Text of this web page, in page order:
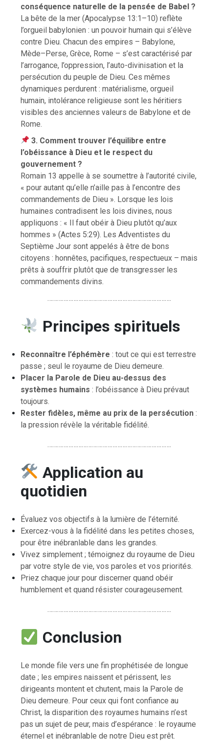
conséquence naturelle de la pensée de Babel ?
La bête de la mer (Apocalypse 13:1–10) reflète
l’orgueil babylonien : un pouvoir humain qui s’élève
contre Dieu. Chacun des empires – Babylone,
Mède–Perse, Grèce, Rome – s’est caractérisé par
l’arrogance, l’oppression, l’auto-divinisation et la
persécution du peuple de Dieu. Ces mêmes
dynamiques perdurent : matérialisme, orgueil
humain, intolérance religieuse sont les héritiers
visibles des anciennes valeurs de Babylone et de
Rome.
3. Comment trouver l’équilibre entre
l’obéissance à Dieu et le respect du
gouvernement ?
Romain 13 appelle à se soumettre à l’autorité civile,
« pour autant qu’elle n’aille pas à l’encontre des
commandements de Dieu ». Lorsque les lois
humaines contradisent les lois divines, nous
appliquons : « Il faut obéir à Dieu plutôt qu’aux
hommes » (Actes 5:29). Les Adventistes du
Septième Jour sont appelés à être de bons
citoyens : honnêtes, pacifiques, respectueux – mais
prêts à souffrir plutôt que de transgresser les
commandements divins.
………………………………………………………………….
Principes spirituels
Reconnaître l’éphémère : tout ce qui est terrestre
passe ; seul le royaume de Dieu demeure.
Placer la Parole de Dieu au-dessus des
systèmes humains : l’obéissance à Dieu prévaut
toujours.
Rester fidèles, même au prix de la persécution :
la pression révèle la véritable fidélité.
………………………………………………………………….
Application au
quotidien
Évaluez vos objectifs à la lumière de l’éternité.
Exercez-vous à la fidélité dans les petites choses,
pour être inébranlable dans les grandes.
Vivez simplement ; témoignez du royaume de Dieu
par votre style de vie, vos paroles et vos priorités.
Priez chaque jour pour discerner quand obéir
humblement et quand résister courageusement.
………………………………………………………………….
Conclusion
Le monde file vers une fin prophétisée de longue
date ; les empires naissent et périssent, les
dirigeants montent et chutent, mais la Parole de
Dieu demeure. Pour ceux qui font confiance au
Christ, la disparition des royaumes humains n’est
pas un sujet de peur, mais d’espérance : le royaume
éternel et inébranlable de notre Dieu est prêt.